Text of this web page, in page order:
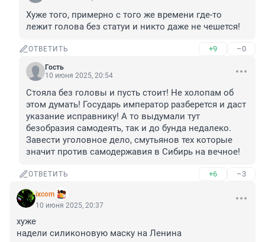
Хуже того, примерно с того же времени где-то
лежит голова без статуи и никто даже не чешется!
ОТВЕТИТЬ +9 –0
Гость
10 июня 2025, 20:54
Стояла без головы и пусть стоит! Не холопам об
этом думать! Государь император разберется и даст
указание исправнику! А то выдумали тут
безобразия самодеять, так и до бунда недалеко.
Завести уголовное дело, смутьянов тех которые
значит против самодержавия в Сибирь на вечное!
ОТВЕТИТЬ +6 –3
ixcom
10 июня 2025, 20:37
хуже
надели силиконовую маску на Ленина